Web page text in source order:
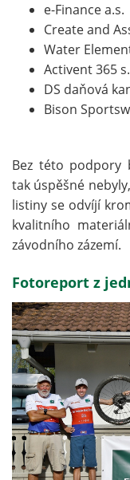
e-Finance a.s.
Create and
Water
Activent 365
DS daňová
Bison
Bez této podpory
tak úspěšné
listiny se odvíjí
kvalitního
závodního zázemí.
Fotoreport z